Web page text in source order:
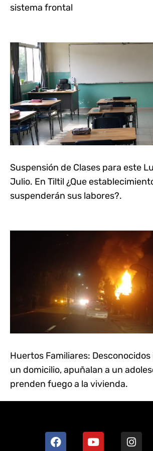
sistema frontal
Suspensión de Clases para este
Julio. En Tiltil ¿Que
suspenderán sus labores?.
Huertos Familiares:
un domicilio, apuñalan a un
prenden fuego a la vivienda.